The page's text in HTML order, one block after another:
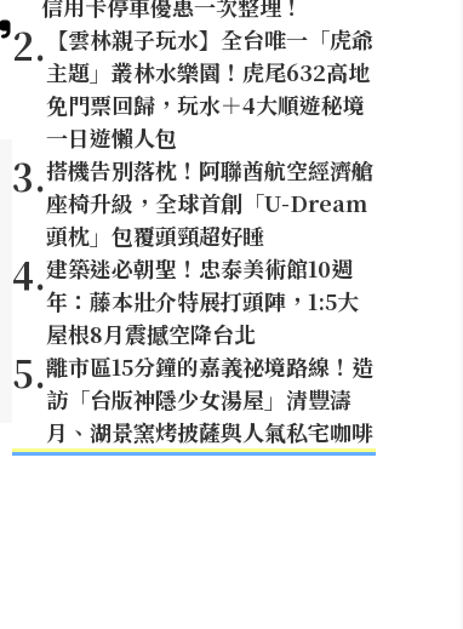
2. 【雲林親子玩水】全台唯一「虎爺
主題」叢林水樂園！虎尾632高地
免門票回歸，玩水＋4大順遊秘境
一日遊懶人包
3.搭機告別落枕！阿聯酋航空經濟艙
座椅升級，全球首創「U-Dream
頭枕」包覆頭頸超好睡
4.建築迷必朝聖！忠泰美術館10週
年：藤本壯介特展打頭陣，1:5大
屋根8月震撼空降台北
5.離市區15分鐘的嘉義祕境路線！造
訪「台版神隱少女湯屋」清豐濤
月、湖景窯烤披薩與人氣私宅咖啡